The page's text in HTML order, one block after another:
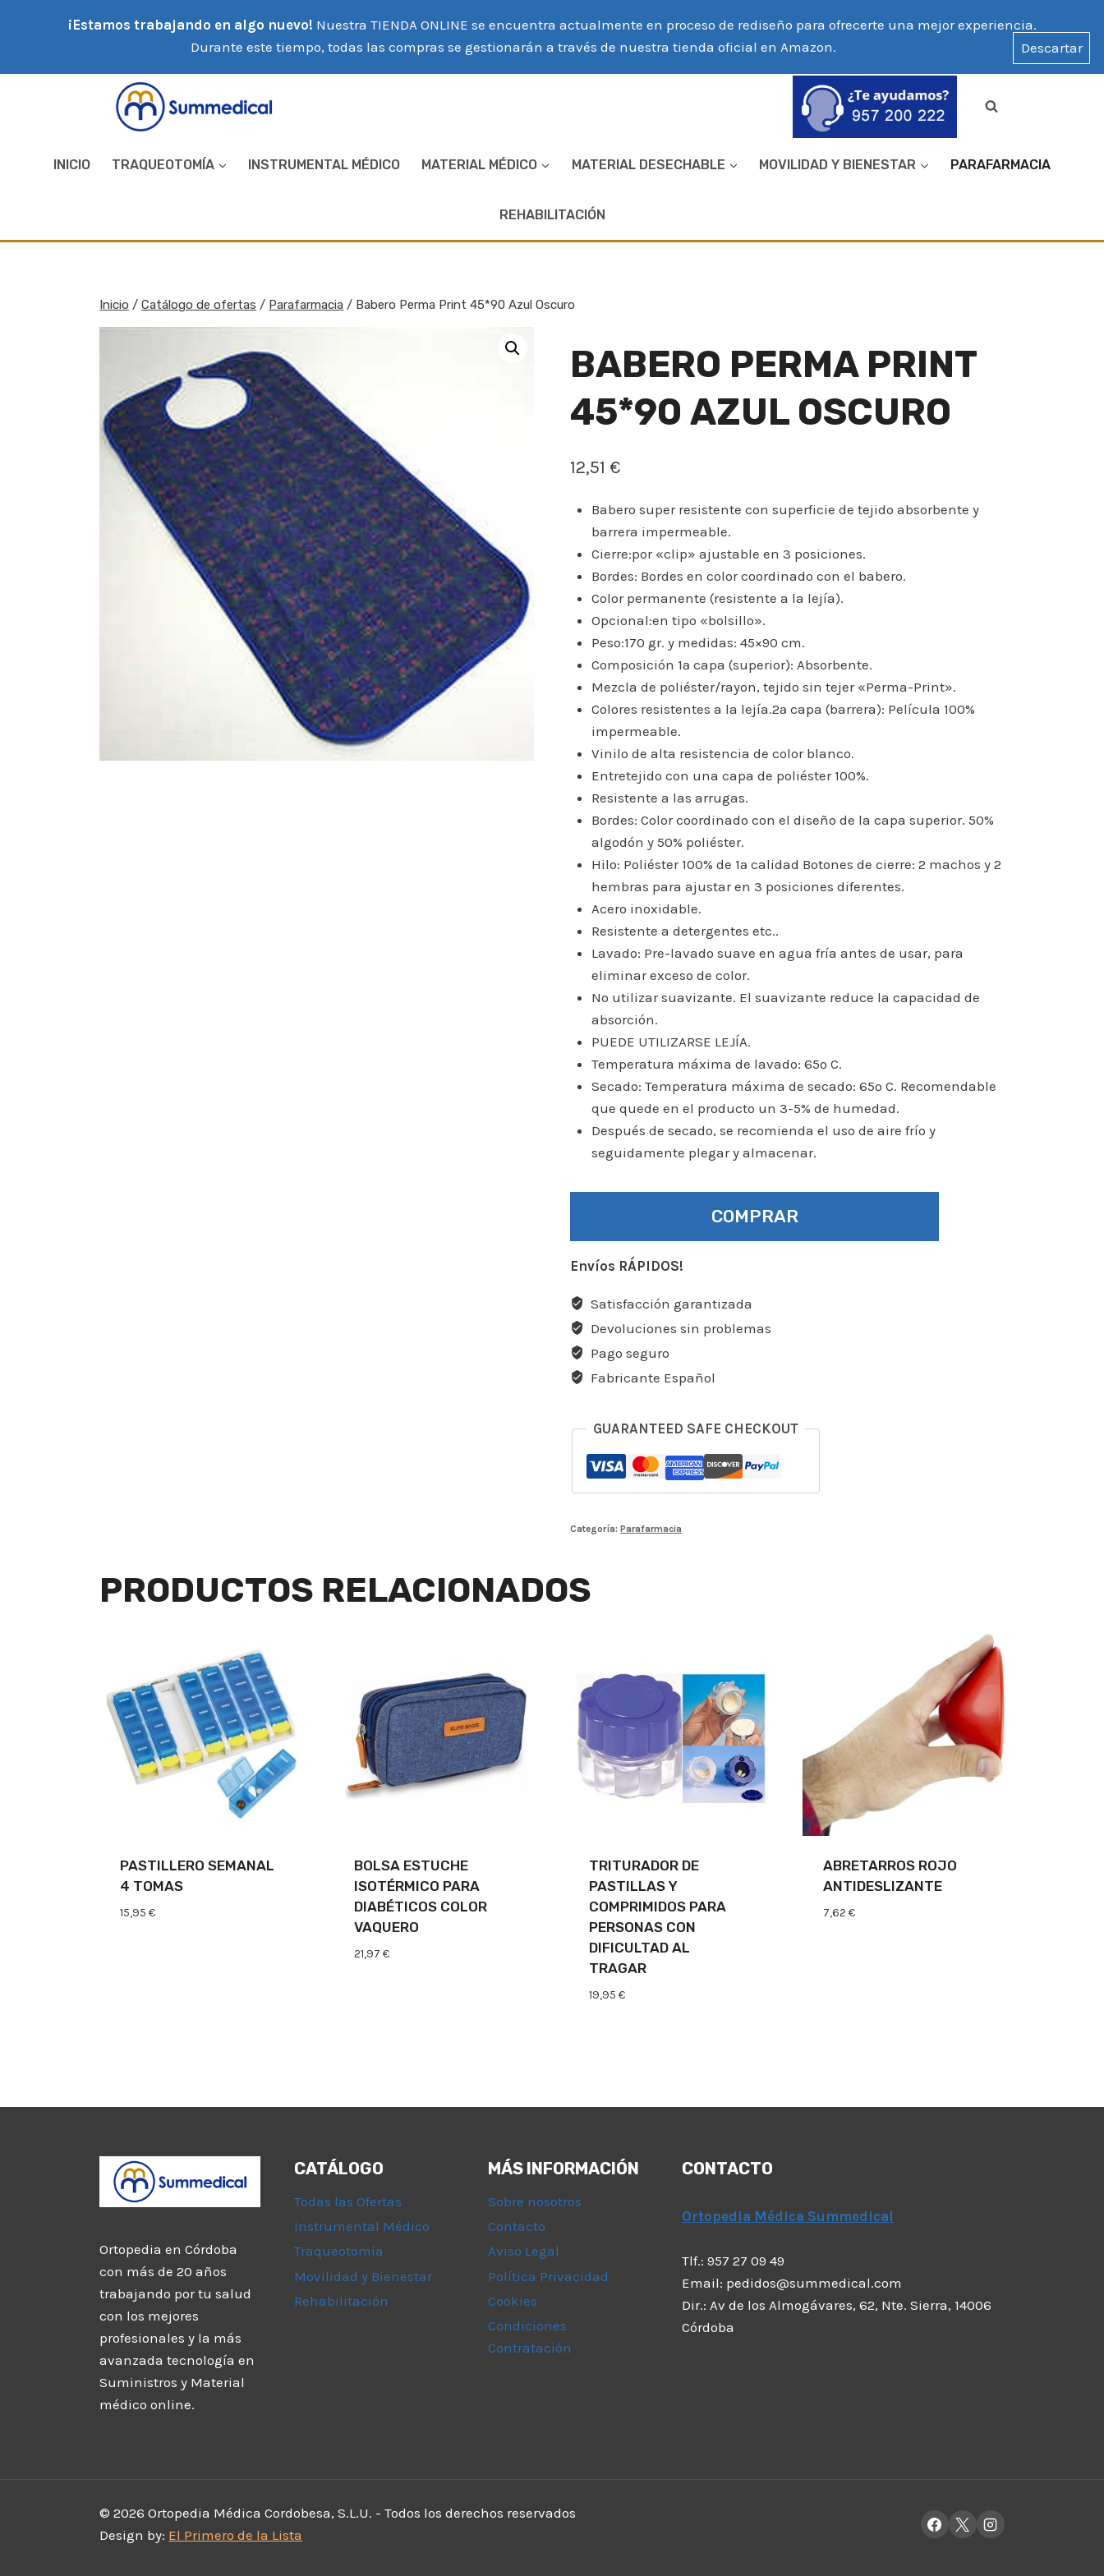
¡Estamos trabajando en algo nuevo! Nuestra TIENDA ONLINE se encuentra actualmente en proceso de rediseño para ofrecerte una mejor experiencia.
Durante este tiempo, todas las compras se gestionarán a través de nuestra tienda oficial en Amazon.
Descartar
INICIO TRAQUEOTOMÍA INSTRUMENTAL MÉDICO MATERIAL MÉDICO MATERIAL DESECHABLE MOVILIDAD Y BIENESTAR PARAFARMACIA
REHABILITACIÓN
Inicio / Catálogo de ofertas / Parafarmacia / Babero Perma Print 45*90 Azul Oscuro
BABERO PERMA PRINT
45*90 AZUL OSCURO
12,51 €
Babero super resistente con superficie de tejido absorbente y
barrera impermeable.
Cierre:por «clip» ajustable en 3 posiciones.
Bordes: Bordes en color coordinado con el babero.
Color permanente (resistente a la lejía).
Opcional:en tipo «bolsillo».
Peso:170 gr. y medidas: 45×90 cm.
Composición 1ª capa (superior): Absorbente.
Mezcla de poliéster/rayon, tejido sin tejer «Perma-Print».
Colores resistentes a la lejía.2ª capa (barrera): Película 100%
impermeable.
Vinilo de alta resistencia de color blanco.
Entretejido con una capa de poliéster 100%.
Resistente a las arrugas.
Bordes: Color coordinado con el diseño de la capa superior. 50%
algodón y 50% poliéster.
Hilo: Poliéster 100% de 1ª calidad Botones de cierre: 2 machos y 2
hembras para ajustar en 3 posiciones diferentes.
Acero inoxidable.
Resistente a detergentes etc..
Lavado: Pre-lavado suave en agua fría antes de usar, para
eliminar exceso de color.
No utilizar suavizante. El suavizante reduce la capacidad de
absorción.
PUEDE UTILIZARSE LEJÍA.
Temperatura máxima de lavado: 65º C.
Secado: Temperatura máxima de secado: 65º C. Recomendable
que quede en el producto un 3-5% de humedad.
Después de secado, se recomienda el uso de aire frío y
seguidamente plegar y almacenar.
COMPRAR
Envíos RÁPIDOS!
Satisfacción garantizada
Devoluciones sin problemas
Pago seguro
Fabricante Español
GUARANTEED SAFE CHECKOUT
Categoría:Parafarmacia
PRODUCTOS RELACIONADOS
PASTILLERO SEMANAL
4 TOMAS
15,95 €
BOLSA ESTUCHE
ISOTÉRMICO PARA
DIABÉTICOS COLOR
VAQUERO
21,97€
TRITURADOR DE
PASTILLAS Y
COMPRIMIDOS PARA
PERSONAS CON
DIFICULTAD AL
TRAGAR
19,95 €
ABRETARROS ROJO
ANTIDESLIZANTE
7,62 €
Ortopedia en Córdoba
con más de 20 años
trabajando por tu salud
con los mejores
profesionales y la más
avanzada tecnología en
Suministros y Material
médico online.
CATÁLOGO
Todas las Ofertas
Instrumental Médico
Traqueotomía
Movilidad y Bienestar
Rehabilitación
MÁS INFORMACIÓN
Sobre nosotros
Contacto
Aviso Legal
Política Privacidad
Cookies
Condiciones
Contratación
CONTACTO
Ortopedia Médica Summedical
Tlf.: 957 27 09 49
Email: pedidos@summedical.com
Dir.: Av de los Almogávares, 62, Nte. Sierra, 14006
Córdoba
© 2026 Ortopedia Médica Cordobesa, S.L.U. - Todos los derechos reservados
Design by: El Primero de la Lista